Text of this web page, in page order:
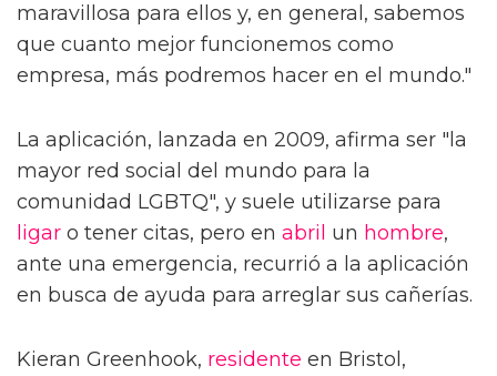
maravillosa para ellos y, en general, sabemos
que cuanto mejor funcionemos como
empresa, más podremos hacer en el mundo."
La aplicación, lanzada en 2009, afirma ser "la
mayor red social del mundo para la
comunidad LGBTQ", y suele utilizarse para
ligar o tener citas, pero en abril un hombre,
ante una emergencia, recurrió a la aplicación
en busca de ayuda para arreglar sus cañerías.
Kieran Greenhook, residente en Bristol,